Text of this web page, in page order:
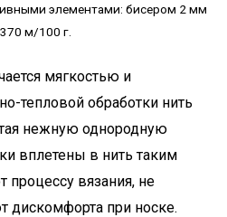
элементами: бисером 2 мм
м/100 г.
мягкостью и
тепловой обработки нить
нежную однородную
вплетены в нить таким
вязания, не
дискомфорта при носке.